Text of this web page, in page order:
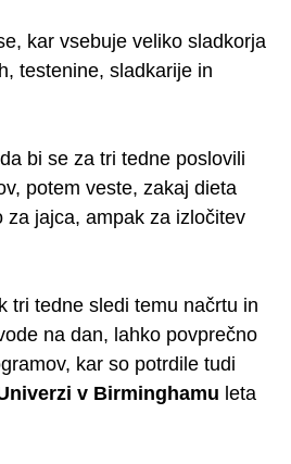
kar vsebuje veliko sladkorja
testenine, sladkarije in
bi se za tri tedne poslovili
potem veste, zakaj dieta
za jajca, ampak za izločitev
tri tedne sledi temu načrtu in
na dan, lahko povprečno
kar so potrdile tudi
v Birminghamu leta